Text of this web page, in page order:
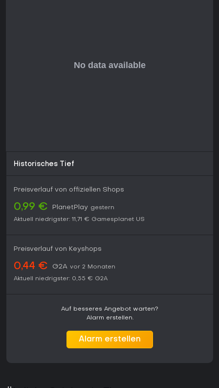
QTEs als lahm empfinden, doch die folgenschweren Wahlen
Historisches Tief
Preisverlauf von offiziellen Shops
0,99 € PlanetPlay gestern
Aktuell niedrigster: 11,71 € Gamesplanet US
Preisverlauf von Keyshops
0,44 € G2A vor 2 Monaten
Aktuell niedrigster: 0,55 € G2A
Auf besseres Angebot warten?
Alarm erstellen.
Alarm erstellen